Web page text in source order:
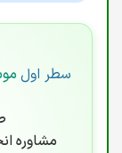
سطر اول
مشاوره